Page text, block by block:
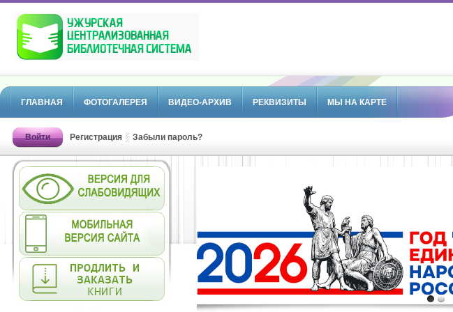
ГЛАВНАЯ ФОТОГАЛЕРЕЯ ВИДЕО-АРХИВ РЕКВИЗИТЫ МЫ НА КАРТЕ
Войти Регистрация Забыли пароль?